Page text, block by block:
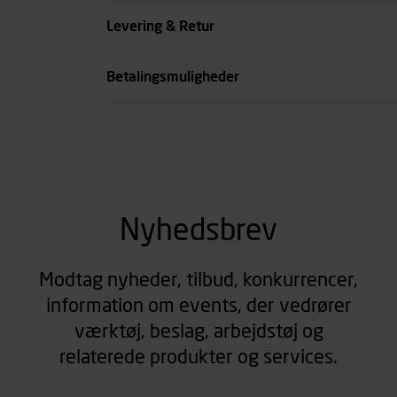
Levering & Retur
Betalingsmuligheder
Nyhedsbrev
Modtag nyheder, tilbud, konkurrencer,
information om events, der vedrører
værktøj, beslag, arbejdstøj og
relaterede produkter og services.